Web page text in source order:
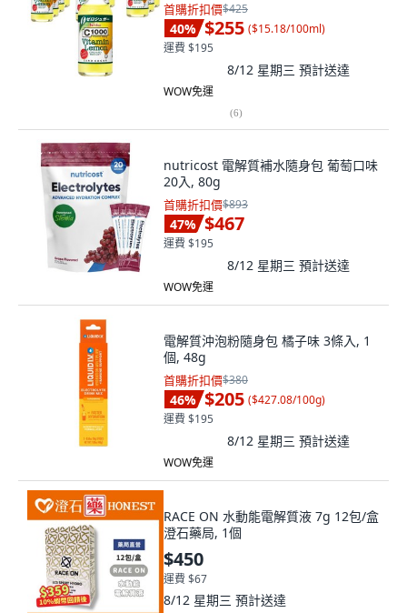
首購折扣價$425
40% $255 ($15.18/100ml)
運費 $195
8/12 星期三 預計送達
WOW免運
(6)
nutricost 電解質補水隨身包 葡萄口味
20入, 80g
首購折扣價$893
47% $467
運費 $195
8/12 星期三 預計送達
WOW免運
電解質沖泡粉隨身包 橘子味 3條入, 1
個, 48g
首購折扣價$380
46% $205 ($427.08/100g)
運費 $195
8/12 星期三 預計送達
WOW免運
RACE ON 水動能電解質液 7g 12包/盒
澄石藥局, 1個
$450
運費 $67
8/12 星期三 預計送達